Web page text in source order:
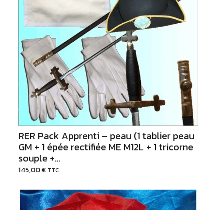
Voir les options
RER Pack Apprenti – peau (1 tablier peau
GM + 1 épée rectifiée ME M12L + 1 tricorne
souple +…
145,00€ TTC